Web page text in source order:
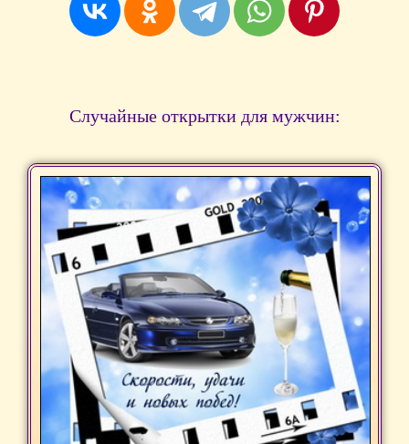
Случайные открытки для мужчин: